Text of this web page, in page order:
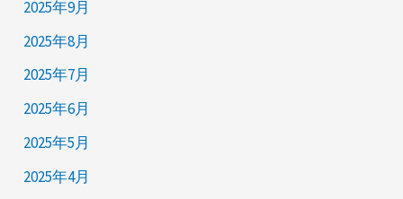
2025年9月
2025年8月
2025年7月
2025年6月
2025年5月
2025年4月